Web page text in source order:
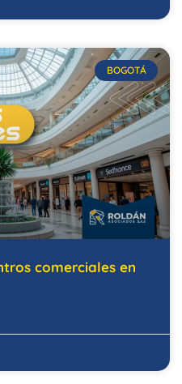
BOGOTÁ
comerciales en